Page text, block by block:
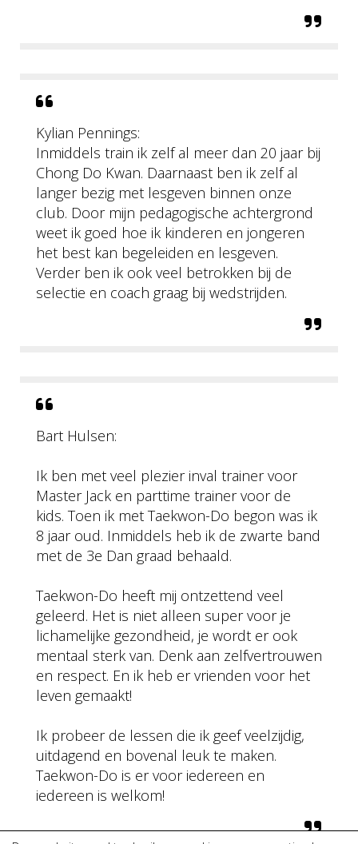
Kylian Pennings:
Inmiddels train ik zelf al meer dan 20 jaar bij
Chong Do Kwan. Daarnaast ben ik zelf al
langer bezig met lesgeven binnen onze
club. Door mijn pedagogische achtergrond
weet ik goed hoe ik kinderen en jongeren
het best kan begeleiden en lesgeven.
Verder ben ik ook veel betrokken bij de
selectie en coach graag bij wedstrijden.
Bart Hulsen:
Ik ben met veel plezier inval trainer voor
Master Jack en parttime trainer voor de
kids. Toen ik met Taekwon-Do begon was ik
8 jaar oud. Inmiddels heb ik de zwarte band
met de 3e Dan graad behaald.
Taekwon-Do heeft mij ontzettend veel
geleerd. Het is niet alleen super voor je
lichamelijke gezondheid, je wordt er ook
mentaal sterk van. Denk aan zelfvertrouwen
en respect. En ik heb er vrienden voor het
leven gemaakt!
Ik probeer de lessen die ik geef veelzijdig,
uitdagend en bovenal leuk te maken.
Taekwon-Do is er voor iedereen en
iedereen is welkom!